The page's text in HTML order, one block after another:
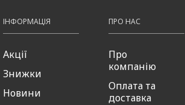
ІНФОРМАЦІЯ
Акції
Знижки
Новини
ПРО НАС
Про
компанію
Оплата та
доставка